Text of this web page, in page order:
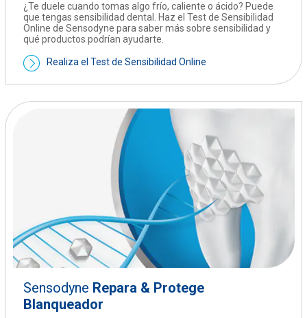
¿Te duele cuando tomas algo frío, caliente o ácido? Puede
que tengas sensibilidad dental. Haz el Test de Sensibilidad
Online de Sensodyne para saber más sobre sensibilidad y
qué productos podrían ayudarte.
Realiza el Test de Sensibilidad Online
Sensodyne Repara & Protege
Blanqueador